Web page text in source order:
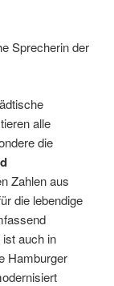
Sprecherin der
alle
die
Zahlen aus
die lebendige
auch in
Hamburger